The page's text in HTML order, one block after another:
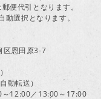
便代引となります。
選択となります。
恩田原3-7
動転送）
12:00／13:00～17:00